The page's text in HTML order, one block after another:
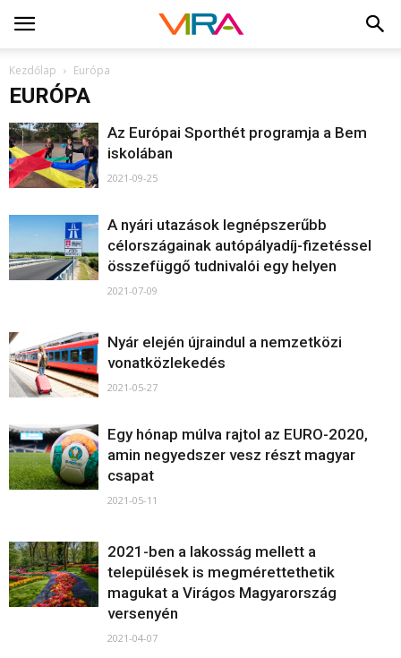
Kezdőlap Európa
EURÓPA
Az Európai Sporthét programja a Bem
iskolában
2021-09-25
A nyári utazások legnépszerűbb
célországainak autópályadíj-fizetéssel
összefüggő tudnivalói egy helyen
2021-07-09
Nyár elején újraindul a nemzetközi
vonatközlekedés
2021-05-27
Egy hónap múlva rajtol az EURO-2020,
amin negyedszer vesz részt magyar
csapat
2021-05-11
2021-ben a lakosság mellett a
települések is megmérettethetik
magukat a Virágos Magyarország
versenyén
2021-04-07